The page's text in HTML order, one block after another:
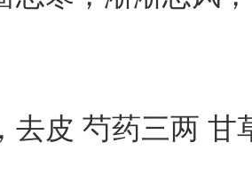
去皮 芍药三两 甘